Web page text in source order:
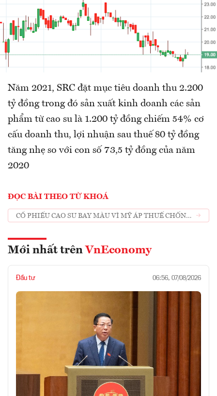
Năm 2021, SRC đặt mục tiêu doanh thu 2.200
tỷ đồng trong đó sản xuất kinh doanh các sản
phẩm từ cao su là 1.200 tỷ đồng chiếm 54% cơ
cấu doanh thu, lợi nhuận sau thuế 80 tỷ đồng
tăng nhẹ so với con số 73,5 tỷ đồng của năm
2020
ĐỌC BÀI THEO TỪ KHOÁ
CỔ PHIẾU CAO SU BAY MÀU VÌ MỸ ÁP THUẾ CHỐNG
Mới nhất trên VnEconomy
Đầu tư 06:56, 07/08/2026